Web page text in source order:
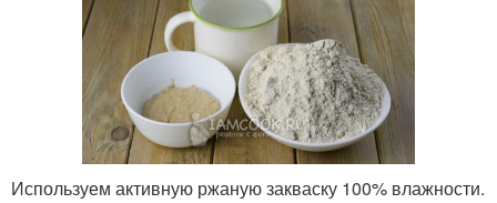
Используем активную ржаную закваску 100% влажности.